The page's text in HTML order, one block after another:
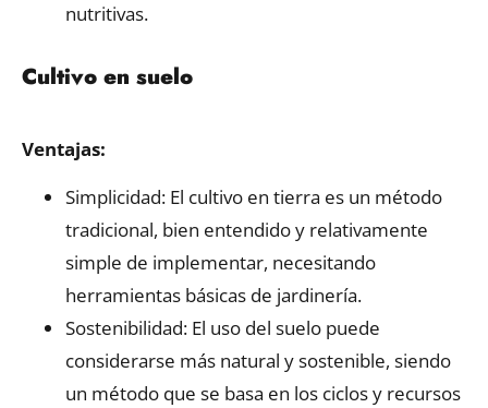
nutritivas.
Cultivo en suelo
Ventajas:
Simplicidad: El cultivo en tierra es un método
tradicional, bien entendido y relativamente
simple de implementar, necesitando
herramientas básicas de jardinería.
Sostenibilidad: El uso del suelo puede
considerarse más natural y sostenible, siendo
un método que se basa en los ciclos y recursos